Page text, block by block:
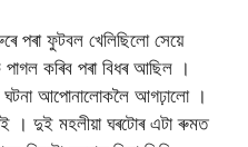
পৰা ফুটবল খেলিছিলো সেয়ে
পাগল কৰিব পৰা বিধৰ আছিল ।
ঘটনা আপোনালোকলৈ আগঢ়ালো ।
। দুই মহলীয়া ঘৰটোৰ এটা ৰুমত